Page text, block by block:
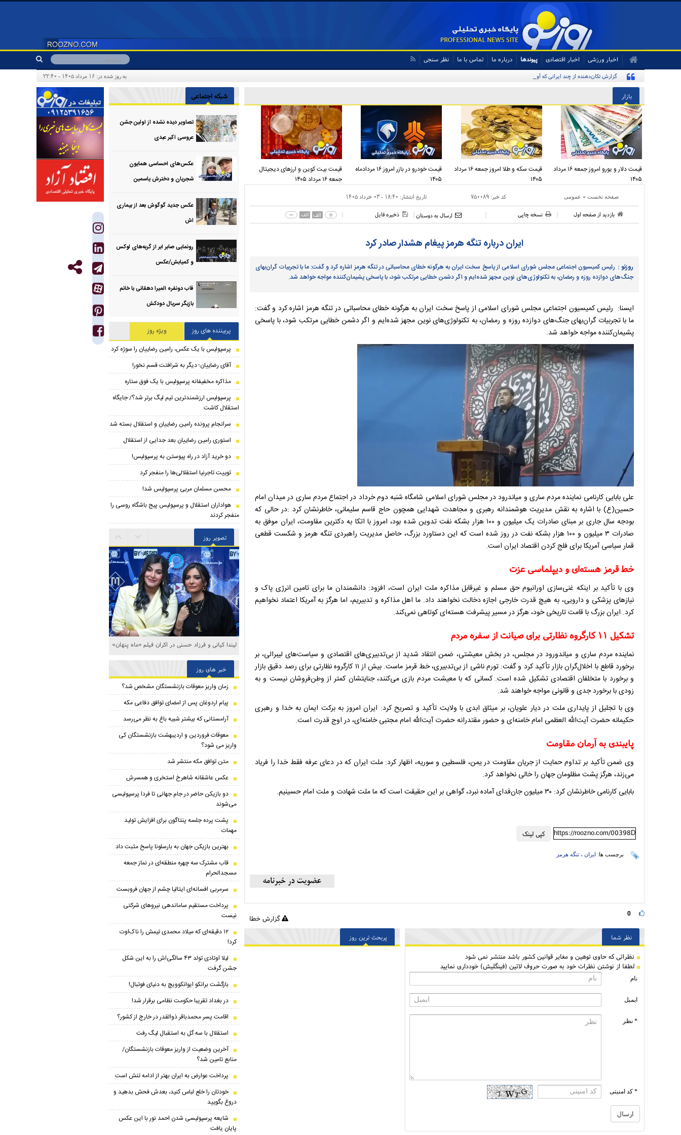
اخبار ورزشی اخبار اقتصادی پیوندها درباره ما تماس با ما نظر سنجی
گزارش تکان‌دهنده از چند ایرانی که آواره و ویران شده‌اند به روز شده در: ۱۶ مرداد ۱۴۰۵ - ۲۲:۴۰
بازار
قیمت دلار و یورو امروز جمعه ۱۶ مرداد
۱۴۰۵
قیمت سکه و طلا امروز جمعه ۱۶ مرداد
۱۴۰۵
قیمت خودرو در بازر امروز ۱۶ مردادماه
۱۴۰۵
قیمت بیت کوین و ارز‌های دیجیتال
جمعه ۱۶ مرداد ۱۴۰۵
صفحه نخست » عمومی کد خبر:۷۵۰۰۸۹ تاریخ انتشار: ۱۸:۴۰ - ۰۳ خرداد ۱۴۰۵
بازدید از صفحه اول نسخه چاپی ارسال به دوستان ذخیره فایل الف الف
ایران درباره تنگه هرمز پیغام هشدار صادر کرد
روزنو : رئیس کمیسیون اجتماعی مجلس شورای اسلامی از پاسخ سخت ایران به هرگونه خطای محاسباتی در تنگه هرمز اشاره کرد و گفت: ما با تجربیات گران‌بهای
جنگ‌های دوازده روزه و رمضان، به تکنولوژی‌های نوین مجهز شده‌ایم و اگر دشمن خطایی مرتکب شود، با پاسخی پشیمان‌کننده مواجه خواهد شد.
ایسنا: رئیس کمیسیون اجتماعی مجلس شورای اسلامی از پاسخ سخت ایران به هرگونه خطای محاسباتی در تنگه هرمز اشاره کرد و گفت:
ما با تجربیات گران‌بهای جنگ‌های دوازده روزه و رمضان، به تکنولوژی‌های نوین مجهز شده‌ایم و اگر دشمن خطایی مرتکب شود، با پاسخی
پشیمان‌کننده مواجه خواهد شد.
علی بابایی کارنامی نماینده مردم ساری و میاندرود در مجلس شورای اسلامی شامگاه شنبه دوم خرداد در اجتماع مردم ساری در میدان امام
حسین(ع) با اشاره به نقش مدیریت هوشمندانه رهبری و مجاهدت شهدایی همچون حاج قاسم سلیمانی، خاطرنشان کرد :در حالی که
بودجه سال جاری بر مبنای صادرات یک میلیون و ۱۰۰ هزار بشکه نفت تدوین شده بود، امروز با اتکا به دکترین مقاومت، ایران موفق به
صادرات ۳ میلیون و ۱۰۰ هزار بشکه نفت در روز شده است که این دستاورد بزرگ، حاصل مدیریت راهبردی تنگه هرمز و شکست قطعی
قمار سیاسی آمریکا برای فلج کردن اقتصاد ایران است.
خط قرمز هسته‌ای و دیپلماسی عزت
وی با تأکید بر اینکه غنی‌سازی اورانیوم حق مسلم و غیرقابل مذاکره ملت ایران است، افزود: دانشمندان ما برای تامین انرژی پاک و
نیازهای پزشکی و دارویی، به هیچ قدرت خارجی اجازه دخالت نخواهند داد. ما اهل مذاکره و تدبیریم، اما هرگز به آمریکا اعتماد نخواهیم
کرد. ایران بزرگ با قامت تاریخی خود، هرگز در مسیر پیشرفت هسته‌ای کوتاهی نمی‌کند.
تشکیل ۱۱ کارگروه نظارتی برای صیانت از سفره مردم
نماینده مردم ساری و میاندورود در مجلس، در بخش معیشتی، ضمن انتقاد شدید از بی‌تدبیری‌های اقتصادی و سیاست‌های لیبرالی، بر
برخورد قاطع با اخلال‌گران بازار تأکید کرد و گفت: تورم ناشی از بی‌تدبیری، خط قرمز ماست. بیش از ۱۱ کارگروه نظارتی برای رصد دقیق بازار
و برخورد با متخلفان اقتصادی تشکیل شده است. کسانی که با معیشت مردم بازی می‌کنند، جنایتشان کمتر از وطن‌فروشان نیست و به
زودی با برخورد جدی و قانونی مواجه خواهند شد.
وی با تجلیل از پایداری ملت در دیار علویان، بر میثاق ابدی با ولایت تأکید و تصریح کرد: ایران امروز به برکت ایمان به خدا و رهبری
حکیمانه حضرت آیت‌الله العظمی امام خامنه‌ای و حضور مقتدرانه حضرت آیت‌الله امام مجتبی خامنه‌ای، در اوج قدرت است.
پایبندی به آرمان مقاومت
وی ضمن تأکید بر تداوم حمایت از جریان مقاومت در یمن، فلسطین و سوریه، اظهار کرد: ملت ایران که در دعای عرفه فقط خدا را فریاد
می‌زند، هرگز پشت مظلومان جهان را خالی نخواهد کرد.
بابایی کارنامی خاطرنشان کرد: ۳۰ میلیون جان‌فدای آماده نبرد، گواهی بر این حقیقت است که ما ملت شهادت و ملت امام حسینیم.
کپی لینک https://roozno.com/00398D
برچسب ها: ایران ، تنگه هرمز
0 گزارش خطا
نظر شما
نظراتی كه حاوی توهین و مغایر قوانین کشور باشد منتشر نمی شود
لطفا از نوشتن نظرات خود به صورت حروف لاتین (فینگلیش) خودداری نمایید
نام
ایمیل
* نظر
* کد امنیتی
پربحث ترین روز
شبکه اجتماعی
تصاویر دیده نشده از اولین جشن
عروسی اکبر عبدی
عکس‌های احساسی همایون
شجریان و دخترش یاسمین
عکس جدید گوگوش بعد از بیماری
اش
رونمایی صابر ابر از گربه‌های لوکس
و کمیابش/عکس
قاب دونفره المیرا دهقانی با خانم
بازیگر سریال دودکش
پربیننده های روز
ویژه روز
پرسپولیس با یک عکس، رامین رضاییان را سوژه کرد
آقای رضاییان؛ دیگر به شرافتت قسم نخور!
مذاکره مخفیفانه پرسپولیس با یک فوق ستاره
پرسپولیس ارزشمندترین تیم لیگ برتر شد؟/ جایگاه
استقلال کاشت
سرانجام پرونده رامین رضاییان و استقلال بسته شد
استوری رامین رضاییان بعد جدایی از استقلال
دو خرید آزاد در راه پیوستن به پرسپولیس!
توییت تاجرنیا استقلالی‌ها را منفجر کرد
محسن مسلمان مربی پرسپولیس شد!
هواداران استقلال و پرسپولیس پیج باشگاه روسی را
منفجر کردند
تصویر روز
لیندا کیانی و فرزاد حسنی در اکران فیلم «ماه پنهان»
خبر های روز
زمان واریز معوقات بازنشستگان مشخص شد؟
پیام اردوغان پس از امضای توافق دفاعی مکه
آرامستانی که بیشتر شبیه باغ به نظر می‌رسد
معوقات فروردین و اردیبهشت بازنشستگان کی
واریز می شود؟
متن توافق مکه منتشر شد
عکس عاشقانه شاهرخ استخری و همسرش
دو بازیکن حاضر در جام جهانی تا فردا پرسپولیسی
می‌شوند
پشت پرده جلسه پنتاگون برای افزایش تولید
مهمات
بهترین بازیکن جهان به بارسلونا پاسخ مثبت داد
قاب مشترک سه چهره منطقه‌ای در نماز جمعه
مسجدالحرام
سرمربی افسانه‌ای ایتالیا چشم از جهان فروبست
پرداخت مستقیم ساماندهی نیروهای شرکتی
نیست
۱۲ دقیقه‌ای که میلاد محمدی تیمش را ناک‌اوت
کرد!
لیلا اوتادی تولد ۴۳ سالگی‌اش را به این شکل
جشن گرفت
بازگشت برانکو ایوانکوویچ به دنیای فوتبال!
در بغداد تقریبا حکومت نظامی برقرار شد!
اقامت پسر محمدباقر ذوالقدر در خارج از کشور؟
استقلال با سه گل به استقبال لیگ رفت
آخرین وضعیت از واریز معوقات بازنشستگان/
منابع تامین شد؟
پرداخت عوارض به ایران بهتر از ادامه تنش است
خودتان را خلع لباس کنید، بعدش فحش بدهید و
دروغ بگویید
شایعه پرسپولیسی شدن احمد نور با این عکس
پایان یافت